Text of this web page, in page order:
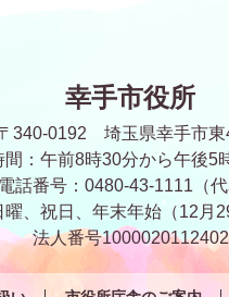
幸手市役所
340-0192 埼玉県幸手市東
間：午前8時30分から午後5
電話番号：0480-43-1111（代
曜、祝日、年末年始 （12月
法人番号1000020112402